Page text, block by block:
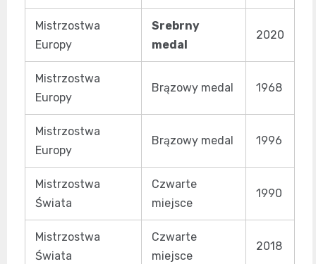
Mistrzostwa
Europy
Srebrny
medal
2020
Mistrzostwa
Europy
Brązowy medal 1968
Mistrzostwa
Europy
Brązowy medal 1996
Mistrzostwa
Świata
Czwarte
miejsce
1990
Mistrzostwa
Świata
Czwarte
miejsce
2018